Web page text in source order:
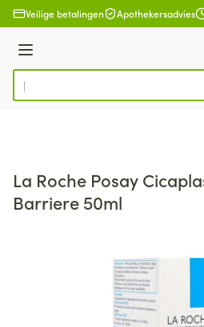
Ga naar de inhoud
Veilige betalingen Apothekersadvies
Menu
Product, merk, categorie...
La Roche Posay
Barriere 50ml